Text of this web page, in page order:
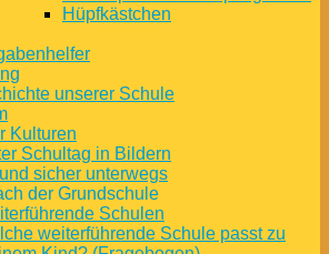
Hüpfkästchen
unserer Schule
Kulturen
Schultag in Bildern
sicher unterwegs
der Grundschule
Schulen
weiterführende Schule passt zu